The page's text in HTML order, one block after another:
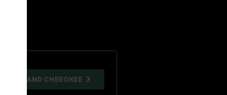
GRAND CHEROKEE